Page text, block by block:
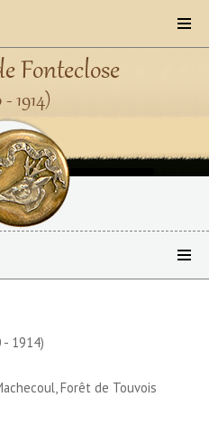
Fonteclose
- 1914)
- 1914)
Forêt de Touvois